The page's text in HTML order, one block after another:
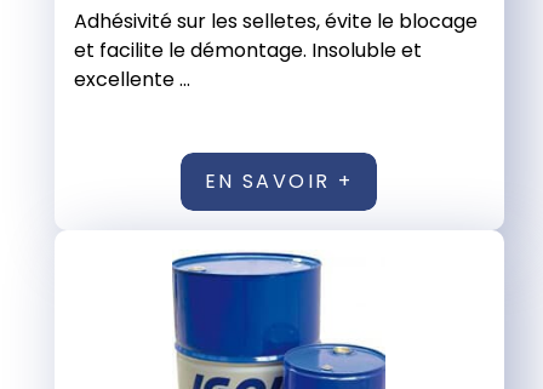
Adhésivité sur les selletes, évite le blocage
et facilite le démontage. Insoluble et
excellente ...
EN SAVOIR +